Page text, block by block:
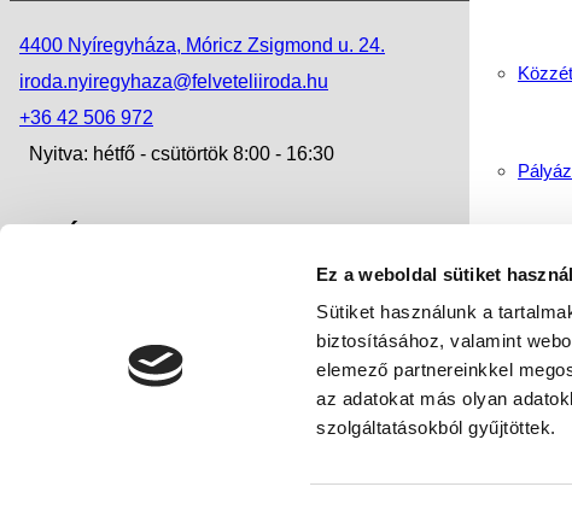
Ez a weboldal sütiket használ
Sütiket használunk a
biztosításához, valamint
elemező partnereinkkel
az adatokat más olyan
szolgáltatásokból gyűjtöttek.
4400 Nyíregyháza, Móricz Zsigmond u. 24.
iroda.nyiregyhaza@felveteliiroda.hu
+36 42 506 972
Nyitva: hétfő - csütörtök 8:00 - 16:30
KISVÁRDA
+36 45 500 290